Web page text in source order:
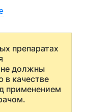
препаратах
должны
в качестве
применением